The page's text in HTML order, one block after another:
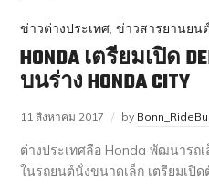
ข่าวต่างประเทศ,ข่าวสารยานยนต์
HONDA เตรียมเปิด
บนร่าง HONDA CITY
11 สิงหาคม 2017 by
ต่างประเทศลือ Honda พัฒนารถ
ในรถยนต์นั่งขนาดเล็ก เตรียมเปิ